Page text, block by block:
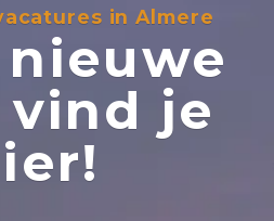
in Almere
vind je